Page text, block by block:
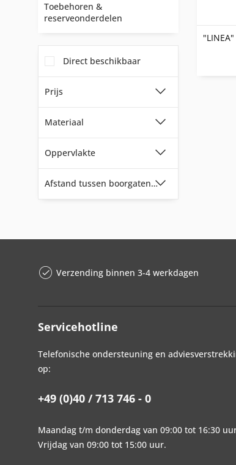
Toebehoren &
reserveonderdelen
Direct beschikbaar
Prijs
Materiaal
18/0 Exclusief roestvrij staaldraad
18/6 Roestvrij staal
gehard helder glas
Plastic
rubber
Spiegelglas
Oppervlakte
gepoedercoat, zwart
spiegel gepolijst
Afstand tussen boorgaten (horizontaal)
Verzending binnen 3-4 werkdagen
Servicehotline
Telefonische ondersteuning en
op:
+49 (0)40 / 713 746 - 0
Maandag t/m donderdag van 09:00 tot 16:30
Vrijdag van 09:00 tot 15:00 uur.